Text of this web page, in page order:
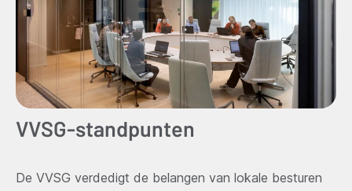
VVSG-standpunten
De VVSG verdedigt de belangen van lokale besturen